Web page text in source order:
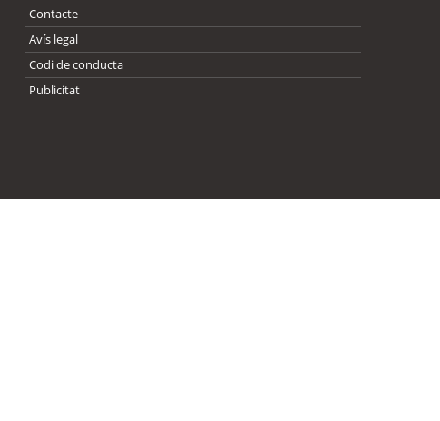
Contacte
Avís legal
Codi de conducta
Publicitat